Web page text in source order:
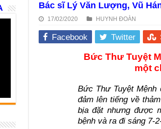
Bác sĩ Lý Văn Lượng, Vũ
17/02/2020 HUYNH ĐOÀN
Facebook Twitter
Bức Thư Tuyệt
một
Bức Thư Tuyệt
đảm lên tiếng về
bịa đặt nhưng được
bệnh và ra đi sáng 7-